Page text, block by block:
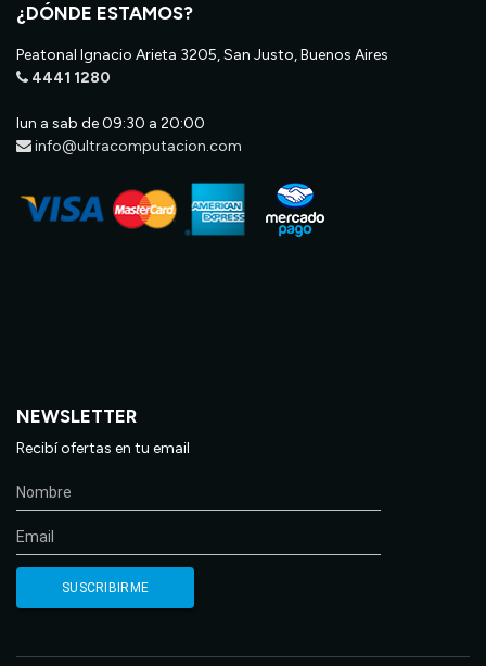
¿DÓNDE ESTAMOS?
Peatonal Ignacio Arieta 3205, San Justo, Buenos Aires
4441 1280
lun a sab de 09:30 a 20:00
info@ultracomputacion.com
NEWSLETTER
Recibí ofertas en tu email